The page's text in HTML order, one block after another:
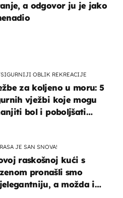
a odgovor ju je jako
OBLIK REKREACIJE
za koljeno u moru: 5
vježbi koje mogu
bol i poboljšati
JE SAN SNOVA!
raskošnoj kući s
pronašli smo
a možda i